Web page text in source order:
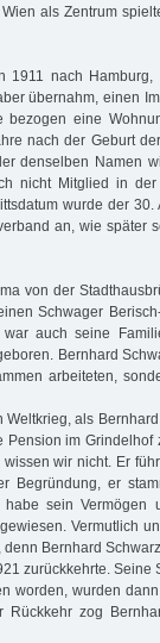
als Zentrum
1911 nach
übernahm, einen
bezogen eine
nach der Geburt
denselben Namen
nicht Mitglied in der
wurde der 30.
an, wie später
von der
Schwager
auch seine
Bernhard
arbeiteten,
als
im Grindelhof
wir nicht. Er
Begründung, er
sein Vermögen
Vermutlich
Bernhard
zurückkehrte. Seine
worden, wurden
Rückkehr zog